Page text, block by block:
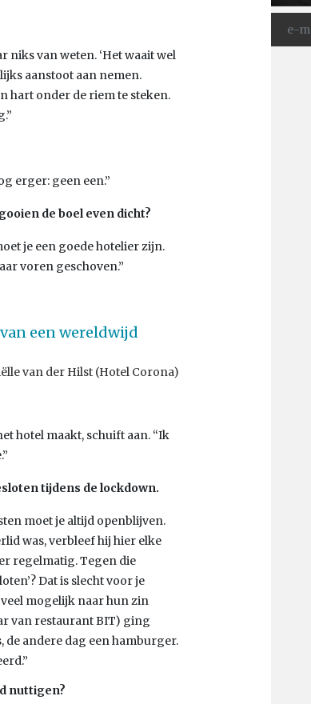
niks van weten. ‘Het waait wel
aanstoot aan nemen.
hart onder de riem te steken.
erger: geen een.”
de boel even dicht?
je een goede hotelier zijn.
voren geschoven.”
een wereldwijd
van der Hilst (Hotel Corona)
hotel maakt, schuift aan. “Ik
tijdens de lockdown.
moet je altijd openblijven.
was, verbleef hij hier elke
regelmatig. Tegen die
Dat is slecht voor je
mogelijk naar hun zin
van restaurant BIT) ging
de andere dag een hamburger.
nuttigen?